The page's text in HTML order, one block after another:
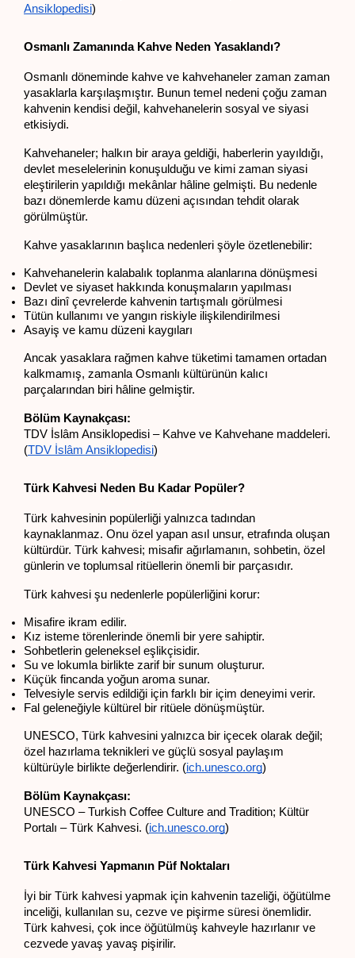
Ansiklopedisi)
Osmanlı Zamanında Kahve Neden Yasaklandı?
Osmanlı döneminde kahve ve kahvehaneler zaman zaman
yasaklarla karşılaşmıştır. Bunun temel nedeni çoğu zaman
kahvenin kendisi değil, kahvehanelerin sosyal ve siyasi
etkisiydi.
Kahvehaneler; halkın bir araya geldiği, haberlerin yayıldığı,
devlet meselelerinin konuşulduğu ve kimi zaman siyasi
eleştirilerin yapıldığı mekânlar hâline gelmişti. Bu nedenle
bazı dönemlerde kamu düzeni açısından tehdit olarak
görülmüştür.
Kahve yasaklarının başlıca nedenleri şöyle özetlenebilir:
Kahvehanelerin kalabalık toplanma alanlarına dönüşmesi
Devlet ve siyaset hakkında konuşmaların yapılması
Bazı dinî çevrelerde kahvenin tartışmalı görülmesi
Tütün kullanımı ve yangın riskiyle ilişkilendirilmesi
Asayiş ve kamu düzeni kaygıları
Ancak yasaklara rağmen kahve tüketimi tamamen ortadan
kalkmamış, zamanla Osmanlı kültürünün kalıcı
parçalarından biri hâline gelmiştir.
Bölüm Kaynakçası:
TDV İslâm Ansiklopedisi – Kahve ve Kahvehane maddeleri.
(TDV İslâm Ansiklopedisi)
Türk Kahvesi Neden Bu Kadar Popüler?
Türk kahvesinin popülerliği yalnızca tadından
kaynaklanmaz. Onu özel yapan asıl unsur, etrafında oluşan
kültürdür. Türk kahvesi; misafir ağırlamanın, sohbetin, özel
günlerin ve toplumsal ritüellerin önemli bir parçasıdır.
Türk kahvesi şu nedenlerle popülerliğini korur:
Misafire ikram edilir.
Kız isteme törenlerinde önemli bir yere sahiptir.
Sohbetlerin geleneksel eşlikçisidir.
Su ve lokumla birlikte zarif bir sunum oluşturur.
Küçük fincanda yoğun aroma sunar.
Telvesiyle servis edildiği için farklı bir içim deneyimi verir.
Fal geleneğiyle kültürel bir ritüele dönüşmüştür.
UNESCO, Türk kahvesini yalnızca bir içecek olarak değil;
özel hazırlama teknikleri ve güçlü sosyal paylaşım
kültürüyle birlikte değerlendirir. (ich.unesco.org)
Bölüm Kaynakçası:
UNESCO – Turkish Coffee Culture and Tradition; Kültür
Portalı – Türk Kahvesi. (ich.unesco.org)
Türk Kahvesi Yapmanın Püf Noktaları
İyi bir Türk kahvesi yapmak için kahvenin tazeliği, öğütülme
inceliği, kullanılan su, cezve ve pişirme süresi önemlidir.
Türk kahvesi, çok ince öğütülmüş kahveyle hazırlanır ve
cezvede yavaş yavaş pişirilir.